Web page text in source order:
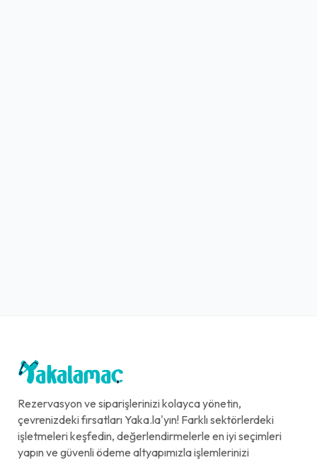
Rezervasyon ve siparişlerinizi kolayca yönetin,
çevrenizdeki fırsatları Yaka.la'yın! Farklı sektörlerdeki
işletmeleri keşfedin, değerlendirmelerle en iyi seçimleri
yapın ve güvenli ödeme altyapımızla işlemlerinizi